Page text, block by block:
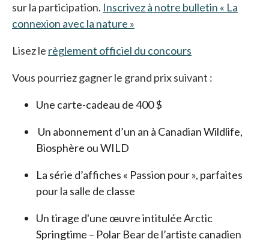
sur la participation. Inscrivez à notre bulletin « La
connexion avec la nature »
Lisez le règlement officiel du concours
Vous pourriez gagner le grand prix suivant :
Une carte-cadeau de 400 $
Un abonnement d’un an à Canadian Wildlife,
Biosphère ou WILD
La série d’affiches « Passion pour », parfaites
pour la salle de classe
Un tirage d'une œuvre intitulée Arctic
Springtime – Polar Bear de l’artiste canadien